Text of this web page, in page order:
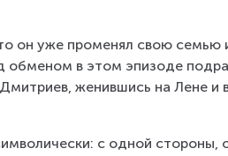
он уже променял свою семью
обменом в этом эпизоде
женившись на Лене и
с одной